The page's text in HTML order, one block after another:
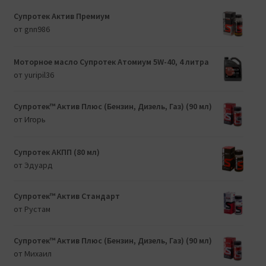
Супротек Актив Премиум
от gnn986
Моторное масло Супротек Атомиум 5W-40, 4 литра
от yuripil36
Супротек™ Актив Плюс (Бензин, Дизель, Газ) (90 мл)
от Игорь
Супротек АКПП (80 мл)
от Эдуард
Супротек™ Актив Стандарт
от Рустам
Супротек™ Актив Плюс (Бензин, Дизель, Газ) (90 мл)
от Михаил